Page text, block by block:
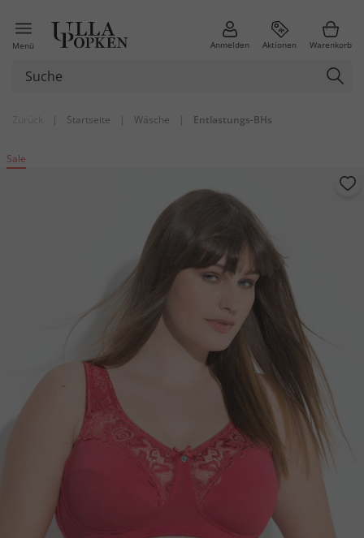
Menü Anmelden Aktionen Warenkorb
| Startseite | Wäsche | Entlastungs-BHs
Sale